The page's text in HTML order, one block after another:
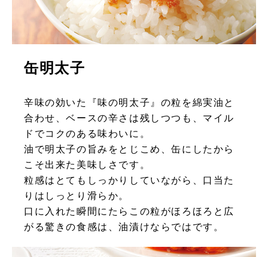
缶明太子
辛味の効いた『味の明太子』の粒を綿実油と
合わせ、ベースの辛さは残しつつも、マイル
ドでコクのある味わいに。
油で明太子の旨みをとじこめ、缶にしたから
こそ出来た美味しさです。
粒感はとてもしっかりしていながら、口当た
りはしっとり滑らか。
口に入れた瞬間にたらこの粒がほろほろと広
がる驚きの食感は、油漬けならではです。